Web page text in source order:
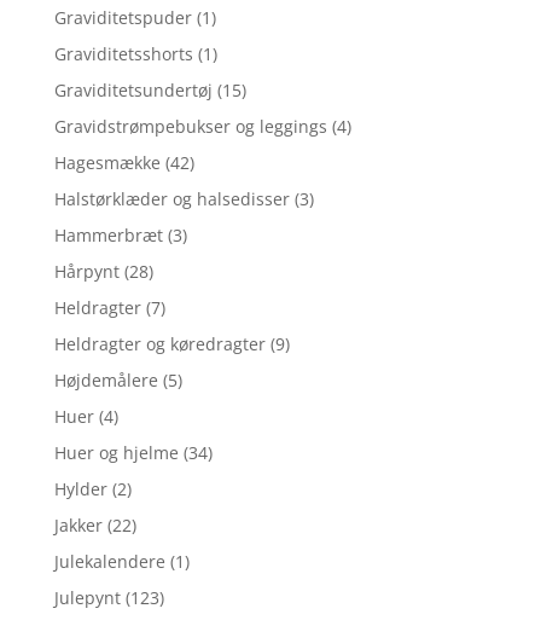
Graviditetspuder (1)
Graviditetsshorts (1)
Graviditetsundertøj (15)
Gravidstrømpebukser og leggings (4)
Hagesmække (42)
Halstørklæder og halsedisser (3)
Hammerbræt (3)
Hårpynt (28)
Heldragter (7)
Heldragter og køredragter (9)
Højdemålere (5)
Huer (4)
Huer og hjelme (34)
Hylder (2)
Jakker (22)
Julekalendere (1)
Julepynt (123)